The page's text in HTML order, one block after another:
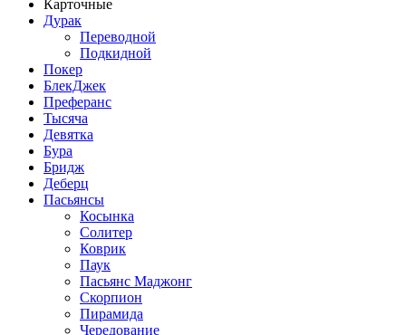
Карточные
Дурак
Переводной
Подкидной
Покер
БлекДжек
Преферанс
Тысяча
Девятка
Бура
Бридж
Деберц
Пасьянсы
Косынка
Солитер
Коврик
Паук
Пасьянс Маджонг
Скорпион
Пирамида
Чередование